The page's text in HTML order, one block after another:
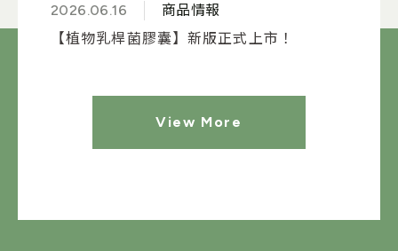
2026.06.16
商品情報
【植物乳桿菌膠囊】新版正式上市！
View More